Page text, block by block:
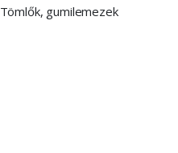
Tömlők, gumilemezek